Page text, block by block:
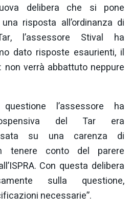
delibera che si pone
risposta all’ordinanza di
l’assessore Stival ha
dato risposte esaurienti, il
non verrà abbattuto neppure
l’assessore ha
del Tar era
su una carenza di
tenere conto del parere
Con questa delibera
sulla questione,
necessarie”.